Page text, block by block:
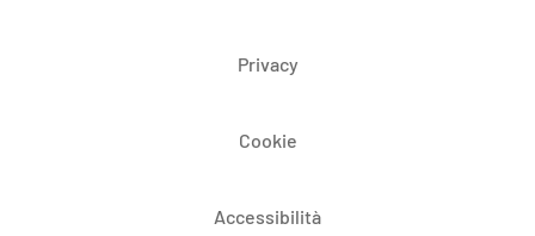
Privacy
Cookie
Accessibilità